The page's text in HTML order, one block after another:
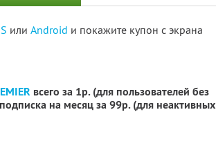
или Android и покажите купон с экрана
всего за 1р. (для пользователей без
на месяц за 99р. (для неактивных